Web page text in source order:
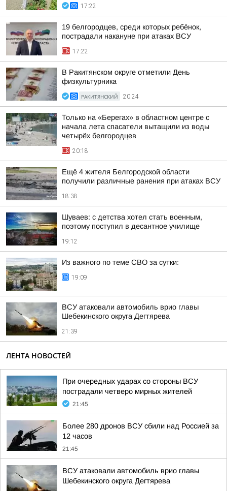
17:22
19 белгородцев, среди которых ребёнок,
пострадали накануне при атаках ВСУ
17:22
В Ракитянском округе отметили День
физкультурника
РАКИТЯНСКИЙ 20:24
Только на «Берегах» в областном центре с
начала лета спасатели вытащили из воды
четырёх белгородцев
20:18
Ещё 4 жителя Белгородской области
получили различные ранения при атаках ВСУ
18:38
Шуваев: с детства хотел стать военным,
поэтому поступил в десантное училище
19:12
Из важного по теме СВО за сутки:
19:09
ВСУ атаковали автомобиль врио главы
Шебекинского округа Дегтярева
21:39
ЛЕНТА НОВОСТЕЙ
При очередных ударах со стороны ВСУ
пострадали четверо мирных жителей
21:45
Более 280 дронов ВСУ сбили над Россией за
12 часов
21:45
ВСУ атаковали автомобиль врио главы
Шебекинского округа Дегтярева